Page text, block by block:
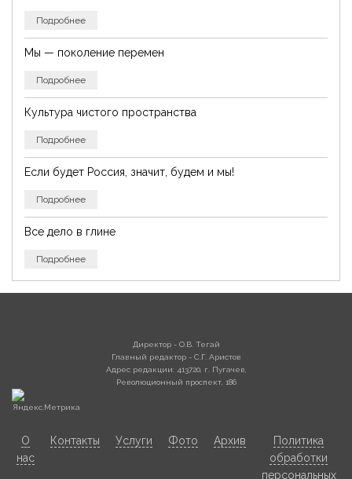
Подробнее
Мы — поколение перемен
Подробнее
Культура чистого пространства
Подробнее
Если будет Россия, значит, будем и мы!
Подробнее
Все дело в глине
Подробнее
Директор - О.В. Тегай
Главный редактор - С.Г. Аристов
Адрес редакции: 413720, г. Пугачев,
Революционный проспект, 186
О
нас
Контакты Услуги Фото Архив
Политика
обработки
персональных